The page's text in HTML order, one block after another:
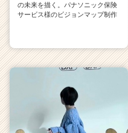
の未来を描く。パナソニック保険
サービス様のビジョンマップ制作